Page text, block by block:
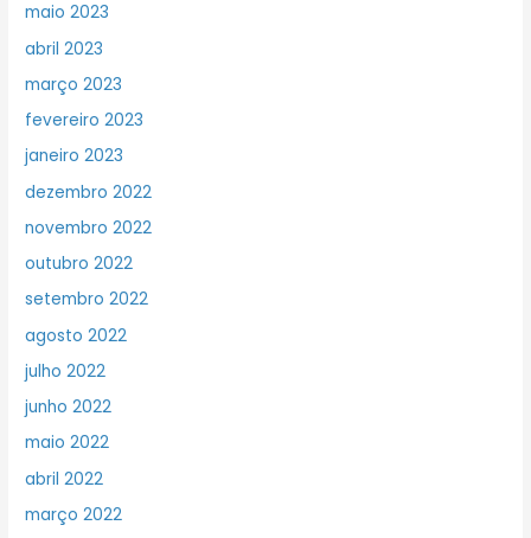
maio 2023
abril 2023
março 2023
fevereiro 2023
janeiro 2023
dezembro 2022
novembro 2022
outubro 2022
setembro 2022
agosto 2022
julho 2022
junho 2022
maio 2022
abril 2022
março 2022